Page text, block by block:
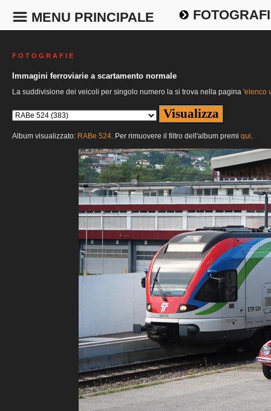
MENU PRINCIPALE
F O T O G R A F I E
Immagini ferroviarie a scartamento normale
La suddivisione dei veicoli per singolo numero la si trova nella pagina 'elenco
Album visualizzato: RABe 524. Per rimuovere il filtro dell'album premi qui.